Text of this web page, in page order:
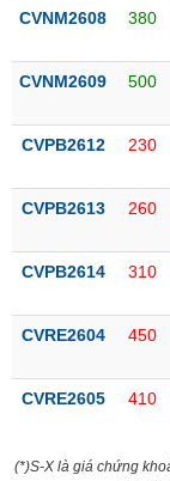
CVNM2608 380
CVNM2609 500
CVPB2612 230
CVPB2613 260
CVPB2614 310
CVRE2604 450
CVRE2605 410
(*)S-X là giá chứng
tài